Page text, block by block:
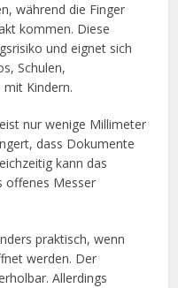
während die Finger
kommen. Diese
und eignet sich
Schulen,
Kindern.
nur wenige Millimeter
dass Dokumente
kann das
offenes Messer
praktisch, wenn
werden. Der
Allerdings